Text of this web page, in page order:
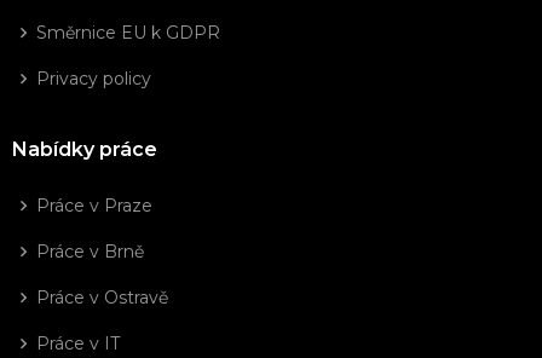
Směrnice EU k GDPR
Privacy policy
Nabídky práce
Práce v Praze
Práce v Brně
Práce v Ostravě
Práce v IT